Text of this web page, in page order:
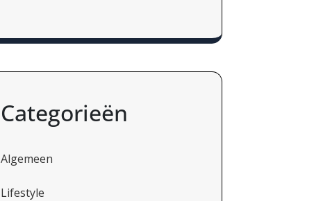
Categorieën
Algemeen
Lifestyle